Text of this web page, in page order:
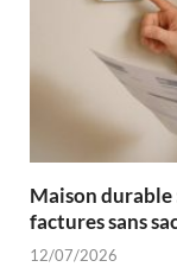
Maison durable
factures sans
12/07/2026